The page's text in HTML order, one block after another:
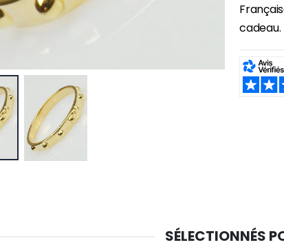
Une bougie 150 gr et votre Prière déposées à Lourdes
€10.00 €7.00
6 Bougies Teintées Masse Couleur Blanche
cadeau.
SHARE:
SÉLECTIONNÉS